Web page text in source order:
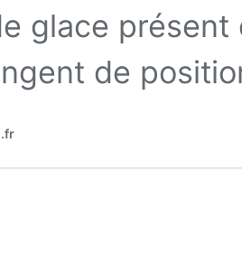
glace
de